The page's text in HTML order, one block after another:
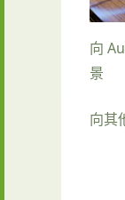
向
景
向其